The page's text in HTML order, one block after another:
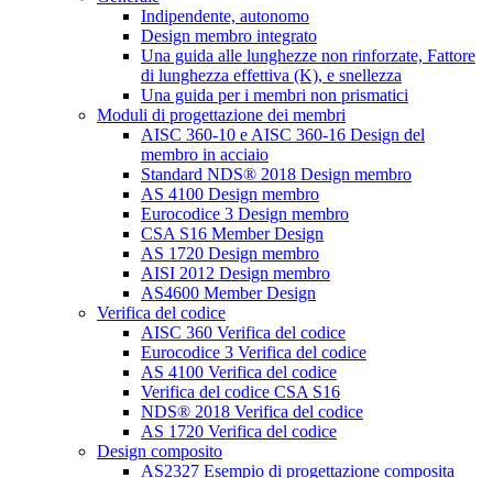
Indipendente, autonomo
Design membro integrato
Una guida alle lunghezze non rinforzate, Fattore
di lunghezza effettiva (K), e snellezza
Una guida per i membri non prismatici
Moduli di progettazione dei membri
AISC 360-10 e AISC 360-16 Design del
membro in acciaio
Standard NDS® 2018 Design membro
AS 4100 Design membro
Eurocodice 3 Design membro
CSA S16 Member Design
AS 1720 Design membro
AISI 2012 Design membro
AS4600 Member Design
Verifica del codice
AISC 360 Verifica del codice
Eurocodice 3 Verifica del codice
AS 4100 Verifica del codice
Verifica del codice CSA S16
NDS® 2018 Verifica del codice
AS 1720 Verifica del codice
Design composito
AS2327 Esempio di progettazione composita